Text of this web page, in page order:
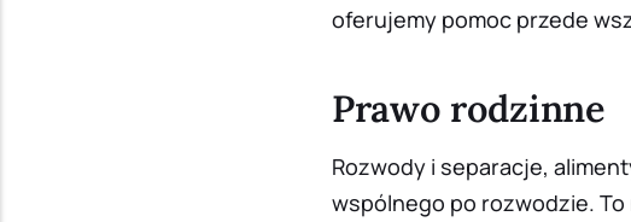
oferujemy pomoc przede
Prawo rodzinne
Rozwody i separacje,
wspólnego po rozwodzie.